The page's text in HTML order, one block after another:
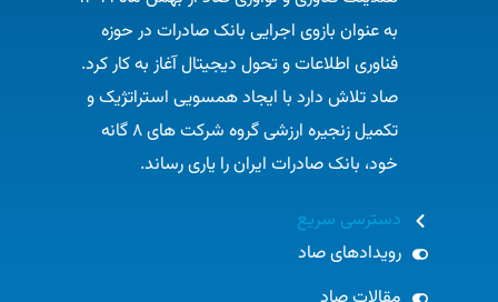
هلدینگ فناوری و نوآوری صاد با ارائه راهکارهای نوآورانه،
توسعه زیرساخت‌های فناوری اطلاعات، ارتقای امنیت
سایبری و بهبود تجربه مشتری، به بانک صادرات ایران در
تحقق اهداف تحول دیجیتال کمک می‌کند و
در حال حاضرمهندس
به عنوان بازوی اجرایی بانک صادرات در حوزه
فناوری اطلاعات و تحول دیجیتال آغاز به کار کرد.
صاد تلاش دارد با ایجاد همسویی استراتژیک و
تکمیل زنجیره ارزشی گروه شرکت های ۸ گانه
خود، بانک صادرات ایران را یاری رساند.​
دسترسی سریع
رویدادهای صاد